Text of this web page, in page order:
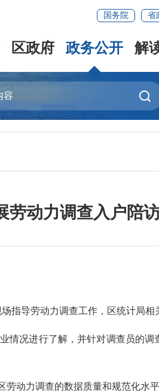
国务院 省
区政府 政务公开 解
劳动力调查入户陪
导劳动力调查工作，区统计局相
况进行了解，并针对调查员的调
动力调查的数据质量和规范化水平